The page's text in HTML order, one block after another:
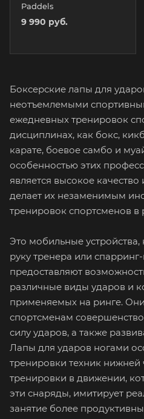
Paddels
9 990 руб.
Боксерские лапы для
неотъемлемыми
ежедневных тренировок
дисциплинах, как бокс,
карате, боевое самбо и
особенностью этих
является высокое качество
делает их незаменимым
тренировок спортсменов в
Это мобильные
руку тренера или
предоставляют
различные виды ударов и
применяемых на ринге.
спортсменам
силу ударов, а также
Лапы для ударов ногами
тренировки техник нижней
тренировки в движении,
эти снаряды, имитирует
занятие более